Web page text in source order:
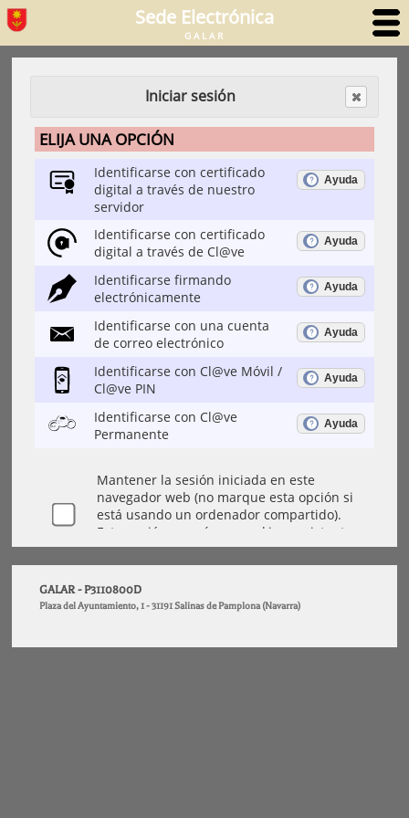
Sede Electrónica
GALAR
Iniciar sesión
GALAR - P3110800D
Plaza del Ayuntamiento, 1 - 31191 Salinas de Pamplona (Navarra)